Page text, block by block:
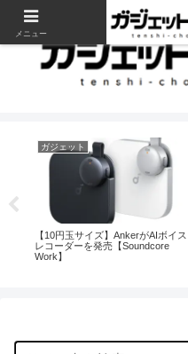
ガジェット
【10円玉サイズ】AnkerがAIボイス
レコーダーを発売【Soundcore
Work】
メニュー